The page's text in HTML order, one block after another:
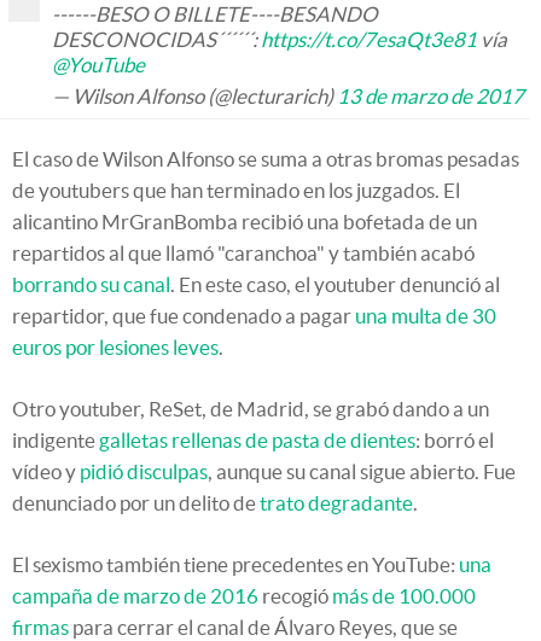
------BESO O BILLETE----BESANDO
DESCONOCIDAS´´´´´´:https://t.co/7esaQt3e81 vía
@YouTube
— Wilson Alfonso (@lecturarich) 13 de marzo de 2017
El caso de Wilson Alfonso se suma a otras bromas pesadas
de youtubers que han terminado en los juzgados. El
alicantino MrGranBomba recibió una bofetada de un
repartidos al que llamó "caranchoa" y también acabó
borrando su canal. En este caso, el youtuber denunció al
repartidor, que fue condenado a pagar una multa de 30
euros por lesiones leves.
Otro youtuber, ReSet, de Madrid, se grabó dando a un
indigente galletas rellenas de pasta de dientes: borró el
vídeo y pidió disculpas, aunque su canal sigue abierto. Fue
denunciado por un delito detrato degradante.
El sexismo también tiene precedentes en YouTube: una
campaña de marzo de 2016 recogió más de 100.000
firmas para cerrar el canal de Álvaro Reyes, que se